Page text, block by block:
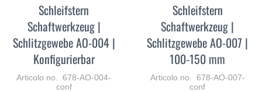
Schleifstern
Schaftwerkzeug |
Schlitzgewebe AO-004 |
Konfigurierbar
Articolo no. 678-AO-004-
conf
Schleifstern
Schaftwerkzeug |
Schlitzgewebe AO-007 |
100-150 mm
Articolo no. 678-AO-007-
conf